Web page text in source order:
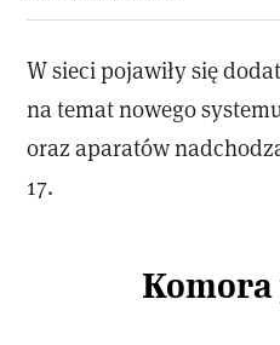
W sieci pojawiły się
na temat nowego
oraz aparatów
17.